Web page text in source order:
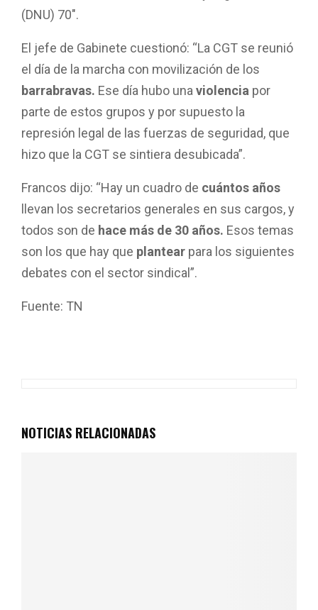
(DNU) 70″.
El jefe de Gabinete cuestionó: “La CGT se reunió
el día de la marcha con movilización de los
barrabravas. Ese día hubo una violencia por
parte de estos grupos y por supuesto la
represión legal de las fuerzas de seguridad, que
hizo que la CGT se sintiera desubicada”.
Francos dijo: “Hay un cuadro de cuántos años
llevan los secretarios generales en sus cargos, y
todos son de hace más de 30 años. Esos temas
son los que hay que plantear para los siguientes
debates con el sector sindical”.
Fuente: TN
NOTICIAS RELACIONADAS